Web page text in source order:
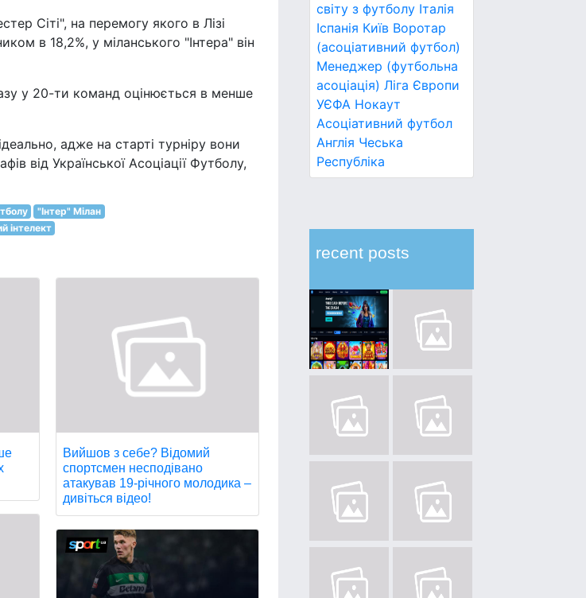
світу з футболу Італія
Іспанія Київ Воротар
(асоціативний футбол)
Менеджер (футбольна
асоціація) Ліга Європи
УЄФА Нокаут
Асоціативний футбол
Англія Чеська
Республіка
recent posts
Сіті", на перемогу якого в Лізі
в 18,2%, у міланського "Інтера" він
у 20-ти команд оцінюється в менше
адже на старті турніру вони
від Української Асоціації Футболу,
"Інтер" Мілан
інтелект
Вийшов з себе? Відомий
спортсмен несподівано
атакував 19-річного молодика –
дивіться відео!